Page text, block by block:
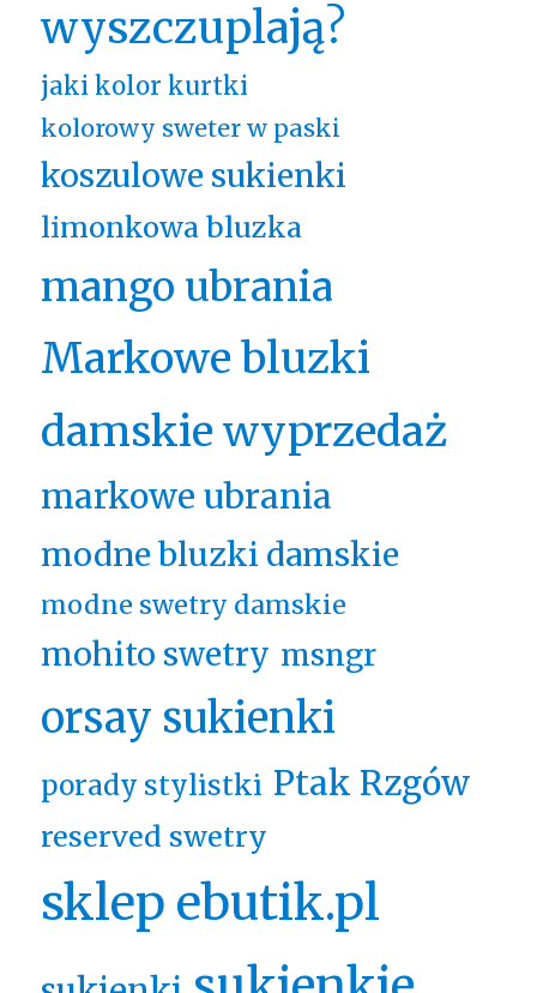
wyszczuplają?
jaki kolor kurtki
kolorowy sweter w paski
koszulowe sukienki
limonkowa bluzka
mango ubrania
Markowe bluzki
damskie wyprzedaż
markowe ubrania
modne bluzki damskie
modne swetry damskie
mohito swetry msngr
orsay sukienki
porady stylistki Ptak Rzgów
reserved swetry
sklep ebutik.pl